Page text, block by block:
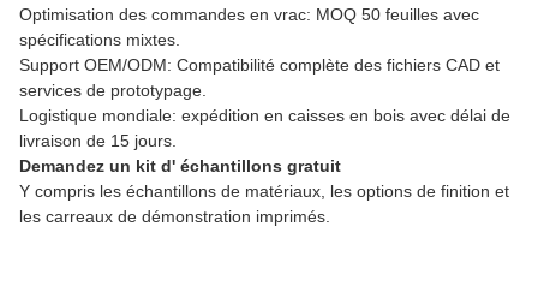
Optimisation des commandes en vrac: MOQ 50 feuilles avec
spécifications mixtes.
Support OEM/ODM: Compatibilité complète des fichiers CAD et
services de prototypage.
Logistique mondiale: expédition en caisses en bois avec délai de
livraison de 15 jours.
Demandez un kit d' échantillons gratuit
Y compris les échantillons de matériaux, les options de finition et
les carreaux de démonstration imprimés.